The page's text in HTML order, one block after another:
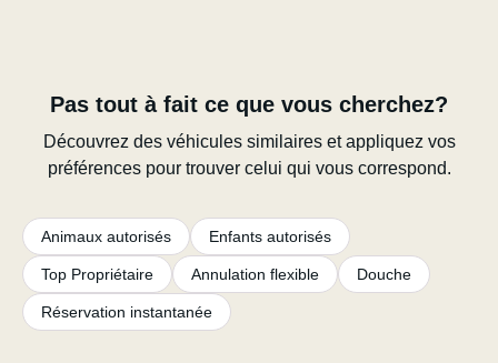
Pas tout à fait ce que vous cherchez?
Découvrez des véhicules similaires et appliquez vos
préférences pour trouver celui qui vous correspond.
Animaux autorisés Enfants autorisés
Top Propriétaire Annulation flexible Douche
Réservation instantanée